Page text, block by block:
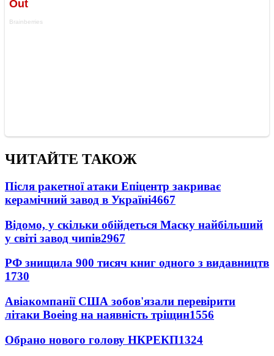
ЧИТАЙТЕ ТАКОЖ
Після ракетної атаки Епіцентр закриває
керамічний завод в Україні4667
Відомо, у скільки обійдеться Маску найбільший
у світі завод чипів2967
РФ знищила 900 тисяч книг одного з видавництв
1730
Авіакомпанії США зобов'язали перевірити
літаки Boeing на наявність тріщин1556
Обрано нового голову НКРЕКП1324